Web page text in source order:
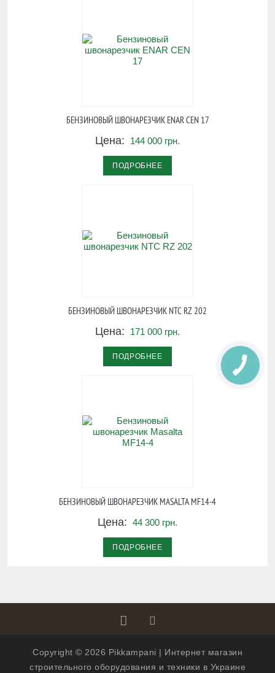
БЕНЗИНОВЫЙ ШВОНАРЕЗЧИК ENAR CEN 17
Цена: 144 000 грн.
ПОДРОБНЕЕ
БЕНЗИНОВЫЙ ШВОНАРЕЗЧИК NTC RZ 202
Цена: 171 000 грн.
ПОДРОБНЕЕ
БЕНЗИНОВЫЙ ШВОНАРЕЗЧИК MASALTA MF14-4
Цена: 44 300 грн.
ПОДРОБНЕЕ
Copyright © 2026 Pikkampani | Интернет магазин
строительного оборудования и техники в Украине